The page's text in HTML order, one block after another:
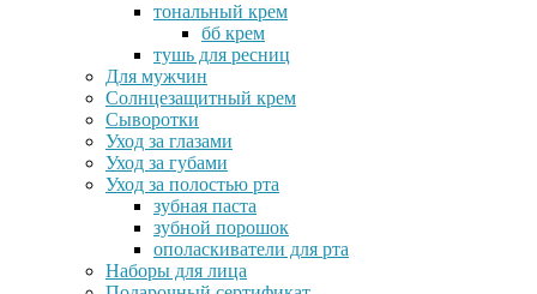
тональный крем
бб крем
тушь для ресниц
Для мужчин
Солнцезащитный крем
Сыворотки
Уход за глазами
Уход за губами
Уход за полостью рта
зубная паста
зубной порошок
ополаскиватели для рта
Наборы для лица